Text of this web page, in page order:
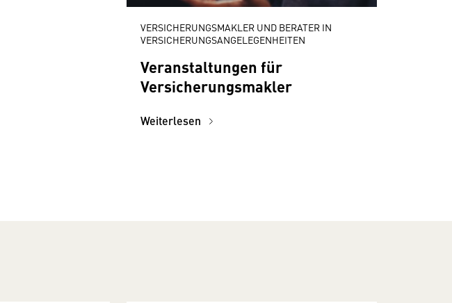
VERSICHERUNGSMAKLER UND BERATER IN
VERSICHERUNGSANGELEGENHEITEN
Veranstaltungen für
Versicherungsmakler
Weiterlesen